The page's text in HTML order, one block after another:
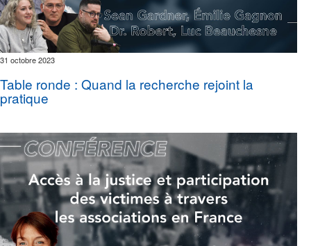
31 octobre 2023
Table ronde : Quand la recherche rejoint la
pratique